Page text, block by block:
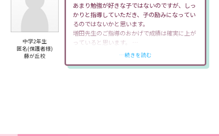
中学2年生
匿名(保護者様)
藤が丘校
あまり勉強が好きな子ではないのですが、しっ
かりと指導していただき、子の励みになってい
るのではないかと思います。
増田先生のご指導のおかげで成績は確実に上が
っていると思います。
学校や塾でのことは基本的に家では話さない子
いただけるので、丁寧なご対応に感謝していま
…続きを読む